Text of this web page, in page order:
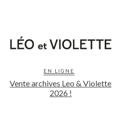
EN LIGNE
Vente archives Leo & Violette
2026 !